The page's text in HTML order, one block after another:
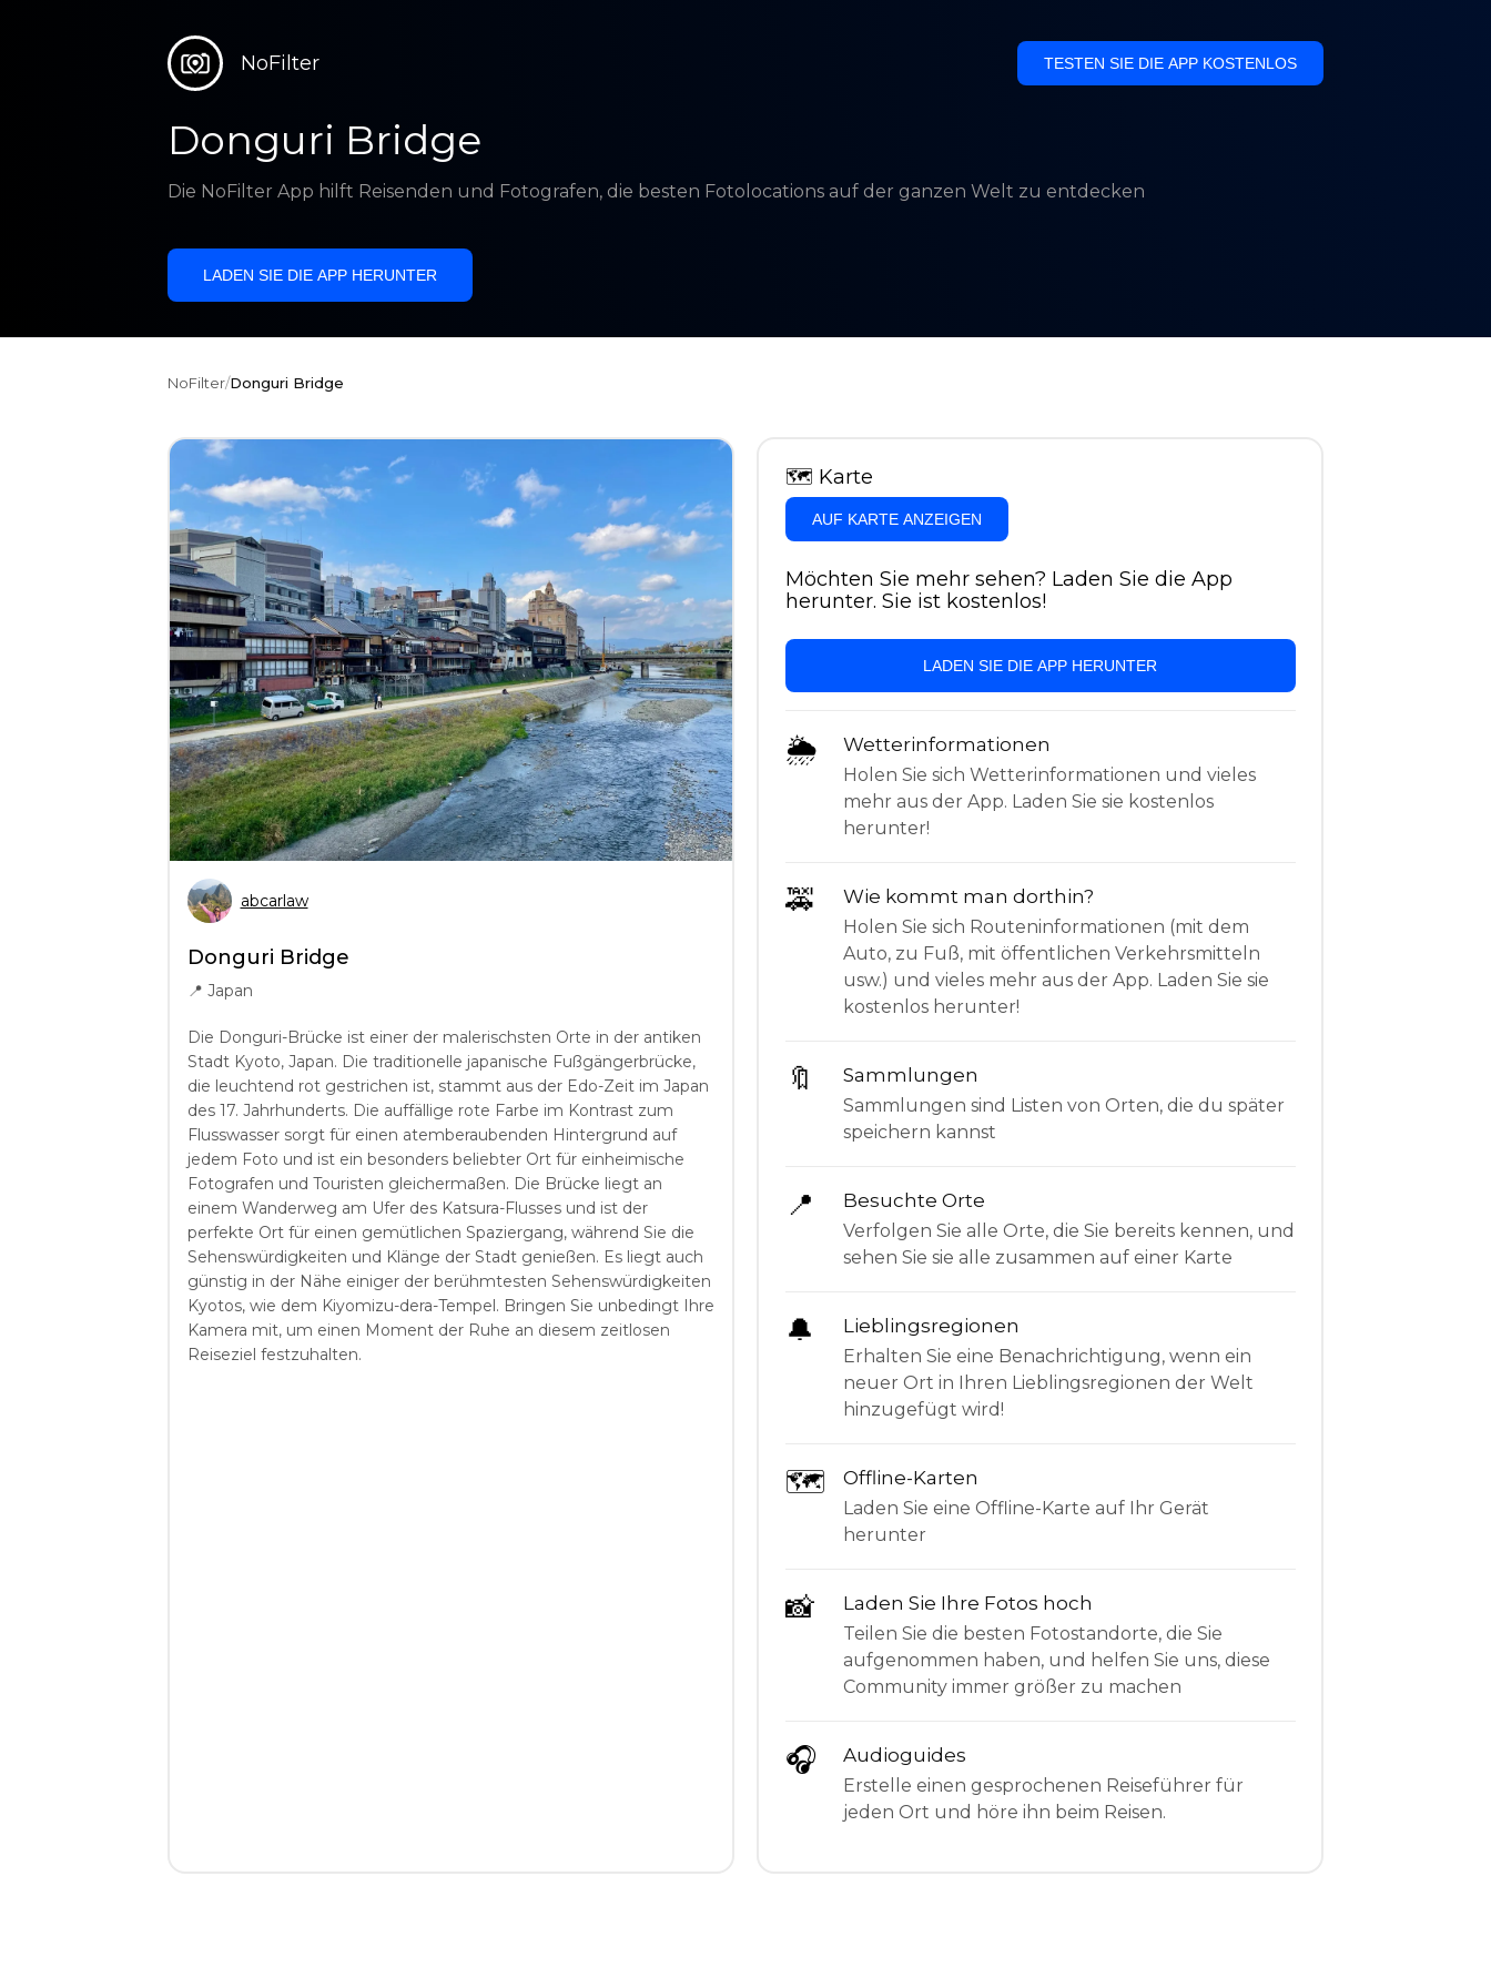
NoFilter TESTEN SIE DIE APP KOSTENLOS
Donguri Bridge
Die NoFilter App hilft Reisenden und Fotografen, die besten Fotolocations auf der ganzen Welt zu entdecken
LADEN SIE DIE APP HERUNTER
NoFilter/Donguri Bridge
abcarlaw
Donguri Bridge
📍 Japan
Die Donguri-Brücke ist einer der malerischsten Orte in der antiken
Stadt Kyoto, Japan. Die traditionelle japanische Fußgängerbrücke,
die leuchtend rot gestrichen ist, stammt aus der Edo-Zeit im Japan
des 17. Jahrhunderts. Die auffällige rote Farbe im Kontrast zum
Flusswasser sorgt für einen atemberaubenden Hintergrund auf
jedem Foto und ist ein besonders beliebter Ort für einheimische
Fotografen und Touristen gleichermaßen. Die Brücke liegt an
einem Wanderweg am Ufer des Katsura-Flusses und ist der
perfekte Ort für einen gemütlichen Spaziergang, während Sie die
Sehenswürdigkeiten und Klänge der Stadt genießen. Es liegt auch
günstig in der Nähe einiger der berühmtesten Sehenswürdigkeiten
Kyotos, wie dem Kiyomizu-dera-Tempel. Bringen Sie unbedingt Ihre
Kamera mit, um einen Moment der Ruhe an diesem zeitlosen
Reiseziel festzuhalten.
🗺 Karte
AUF KARTE ANZEIGEN
Möchten Sie mehr sehen? Laden Sie die App
herunter. Sie ist kostenlos!
LADEN SIE DIE APP HERUNTER
🌦 Wetterinformationen
Holen Sie sich Wetterinformationen und vieles
mehr aus der App. Laden Sie sie kostenlos
herunter!
🚕 Wie kommt man dorthin?
Holen Sie sich Routeninformationen (mit dem
Auto, zu Fuß, mit öffentlichen Verkehrsmitteln
usw.) und vieles mehr aus der App. Laden Sie sie
kostenlos herunter!
🔖 Sammlungen
Sammlungen sind Listen von Orten, die du später
speichern kannst
📍 Besuchte Orte
Verfolgen Sie alle Orte, die Sie bereits kennen, und
sehen Sie sie alle zusammen auf einer Karte
🔔 Lieblingsregionen
Erhalten Sie eine Benachrichtigung, wenn ein
neuer Ort in Ihren Lieblingsregionen der Welt
hinzugefügt wird!
🗺 Offline-Karten
Laden Sie eine Offline-Karte auf Ihr Gerät
herunter
📸 Laden Sie Ihre Fotos hoch
Teilen Sie die besten Fotostandorte, die Sie
aufgenommen haben, und helfen Sie uns, diese
Community immer größer zu machen
🎧 Audioguides
Erstelle einen gesprochenen Reiseführer für
jeden Ort und höre ihn beim Reisen.